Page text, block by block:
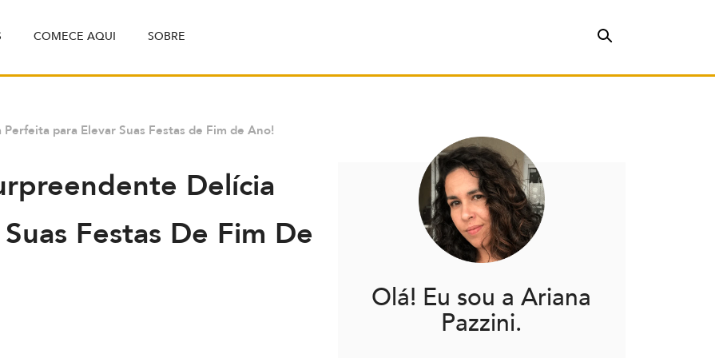
COMECE AQUI SOBRE
para Elevar Suas Festas de Fim de Ano!
Delícia
Festas De Fim De
Olá! Eu sou a Ariana
Pazzini.